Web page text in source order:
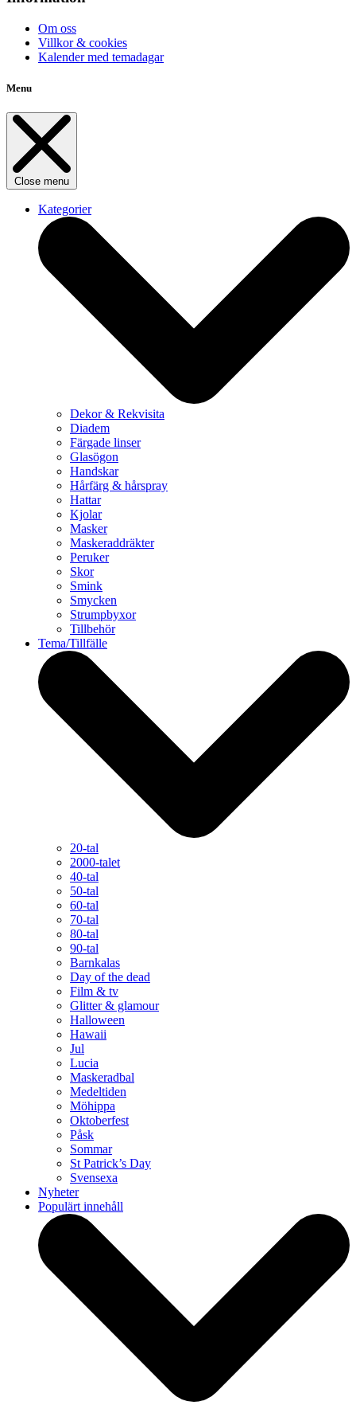
Om oss
Villkor & cookies
Kalender med temadagar
Menu
Close menu
Kategorier
Dekor & Rekvisita
Diadem
Färgade linser
Glasögon
Handskar
Hårfärg & hårspray
Hattar
Kjolar
Masker
Maskeraddräkter
Peruker
Skor
Smink
Smycken
Strumpbyxor
Tillbehör
Tema/Tillfälle
20-tal
2000-talet
40-tal
50-tal
60-tal
70-tal
80-tal
90-tal
Barnkalas
Day of the dead
Film & tv
Glitter & glamour
Halloween
Hawaii
Jul
Lucia
Maskeradbal
Medeltiden
Möhippa
Oktoberfest
Påsk
Sommar
St Patrick’s Day
Svensexa
Nyheter
Populärt innehåll